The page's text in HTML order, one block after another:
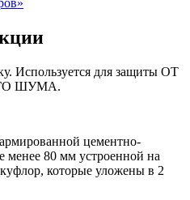
Используется для защиты ОТ
ШУМА.
цементно-
менее 80 мм устроенной на
которые уложены в 2